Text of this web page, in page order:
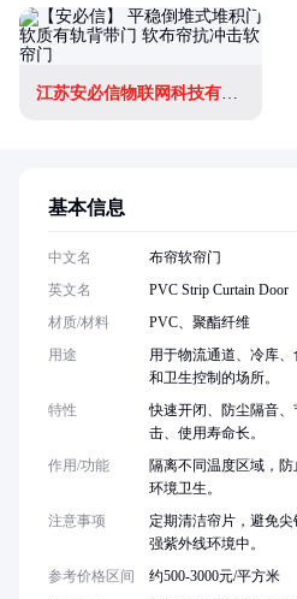
江苏安必信物联网科技有限公司
基本信息
中文名
布帘软帘门
英文名
PVC Strip Curtain Door
材质/材料
PVC、聚酯纤维
用途
用于物流通道、冷库
和卫生控制的场所。
特性
快速开闭、防尘隔音
击、使用寿命长。
作用/功能
隔离不同温度区域，
环境卫生。
注意事项
定期清洁帘片，避免
强紫外线环境中。
参考价格区间
约500-3000元/平方米